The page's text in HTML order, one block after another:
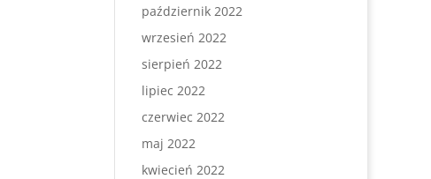
październik 2022
wrzesień 2022
sierpień 2022
lipiec 2022
czerwiec 2022
maj 2022
kwiecień 2022